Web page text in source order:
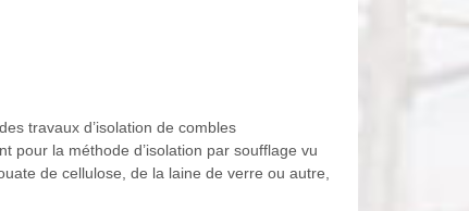
travaux d’isolation de combles
pour la méthode d’isolation par soufflage vu
de cellulose, de la laine de verre ou autre,